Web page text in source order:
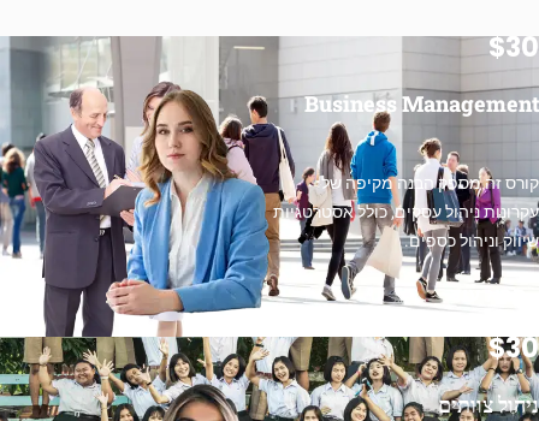
$30
Business Management
קורס זה מספק הבנה מקיפה של
עקרונות ניהול עסקים, כולל אסטרטגיות
שיווק וניהול כספים.
$30
ניהול צוותים